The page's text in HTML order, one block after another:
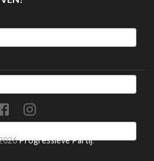
Progressieve Partij.